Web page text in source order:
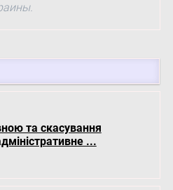
та скасування
...